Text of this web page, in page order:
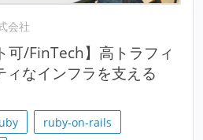
会社
可/FinTech】高トラフィ
ィなインフラを支える
ruby-on-rails